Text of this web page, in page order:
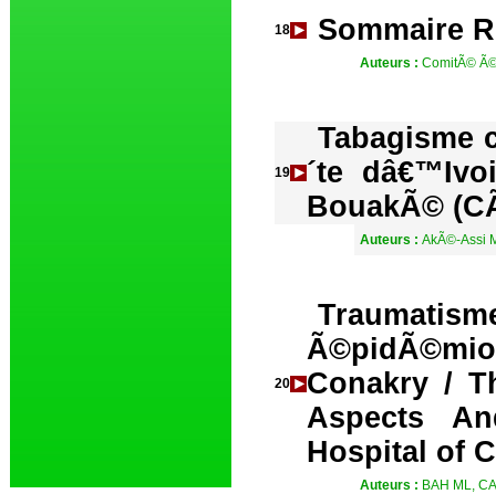
18 Sommaire
Auteurs : ComitÃ©
19
Tabagisme
´te
BouakÃ©
Auteurs : AkÃ©-Assi
20
Conakry /
Aspects
Hospital of
Auteurs : BAH ML,